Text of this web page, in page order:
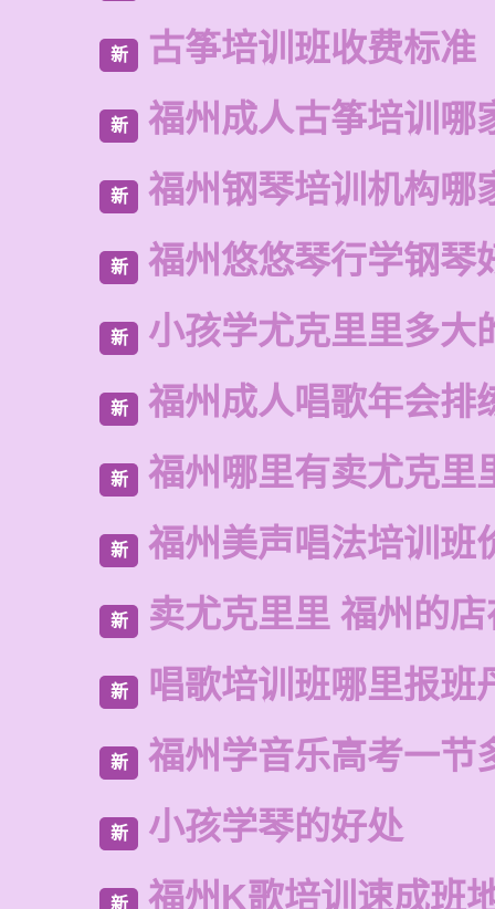
新 古筝培训班收费标准
新 福州成人古筝培训哪
新 福州钢琴培训机构哪
新 福州悠悠琴行学钢琴
新 小孩学尤克里里多大
新 福州成人唱歌年会排
新 福州哪里有卖尤克里
新 福州美声唱法培训班
新 卖尤克里里 福州的
新 唱歌培训班哪里报班
新 福州学音乐高考一节
新 小孩学琴的好处
新 福州K歌培训速成班